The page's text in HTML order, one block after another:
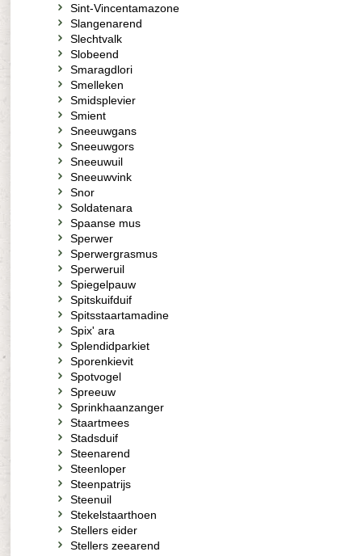
Sint-Vincentamazone
Slangenarend
Slechtvalk
Slobeend
Smaragdlori
Smelleken
Smidsplevier
Smient
Sneeuwgans
Sneeuwgors
Sneeuwuil
Sneeuwvink
Snor
Soldatenara
Spaanse mus
Sperwer
Sperwergrasmus
Sperweruil
Spiegelpauw
Spitskuifduif
Spitsstaartamadine
Spix' ara
Splendidparkiet
Sporenkievit
Spotvogel
Spreeuw
Sprinkhaanzanger
Staartmees
Stadsduif
Steenarend
Steenloper
Steenpatrijs
Steenuil
Stekelstaarthoen
Stellers eider
Stellers zeearend